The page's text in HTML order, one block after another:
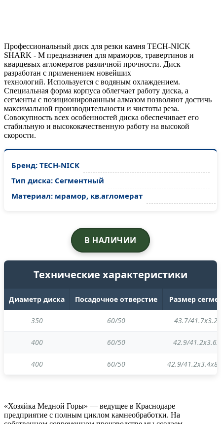
Профессиональный диск для резки камня TECH-NICK
SHARK - M предназначен для мраморов, травертинов и
кварцевых агломератов различной прочности. Диск
разработан с применением новейших
технологий. Используется с водяным охлаждением.
Специальная форма корпуса облегчает работу диска, а
сегменты с позиционированным алмазом позволяют достичь
максимальной производительности и чистоты реза.
Совокупность всех особенностей диска обеспечивает его
стабильную и высококачественную работу на высокой
скорости.
Бренд: TECH-NICK
Тип диска: Сегментный
Материал: мрамор, кв.агломерат
В НАЛИЧИИ
Технические характеристики
Диаметр диска Посадочное отверстие Размер
350 60/50 43.7/
400 60/50 42.9/
400 60/50 42.9/
«Хозяйка Медной Горы» — ведущее в Краснодаре
предприятие с полным циклом камнеобработки. На